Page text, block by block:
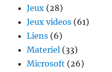
Jeux (28)
Jeux videos (61)
Liens (6)
Materiel (33)
Microsoft (26)